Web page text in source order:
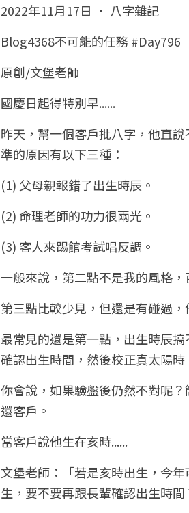
2022年11月17日 · 八字雜記
Blog4368不可能的任務 #Day796
原創/文堡老師
國慶日起得特別早......
昨天，幫一個客戶批八字，他直
準的原因有以下三種：
(1) 父母親報錯了出生時辰。
(2) 命理老師的功力很兩光。
(3) 客人來踢館考試唱反調。
一般來說，第二點不是我的風格
第三點比較少見，但還是有碰過
最常見的還是第一點，出生時辰
確認出生時間，然後校正真太陽時
你會說，如果驗盤後仍然不對呢
還客戶。
當客戶說他生在亥時......
文堡老師：「若是亥時出生，今
生，要不要再跟長輩確認出生時間